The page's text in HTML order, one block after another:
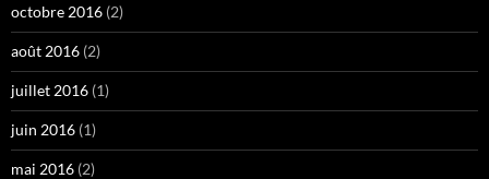
octobre 2016 (2)
août 2016 (2)
juillet 2016 (1)
juin 2016 (1)
mai 2016 (2)